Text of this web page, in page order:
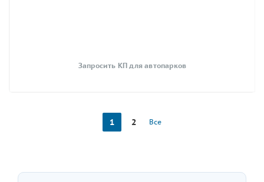
Запросить КП для автопарков
1 2 Все